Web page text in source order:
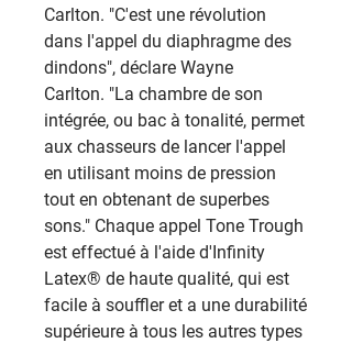
Carlton. "C'est une révolution
dans l'appel du diaphragme des
dindons", déclare Wayne
Carlton. "La chambre de son
intégrée, ou bac à tonalité, permet
aux chasseurs de lancer l'appel
en utilisant moins de pression
tout en obtenant de superbes
sons." Chaque appel Tone Trough
est effectué à l'aide d'Infinity
Latex® de haute qualité, qui est
facile à souffler et a une durabilité
supérieure à tous les autres types